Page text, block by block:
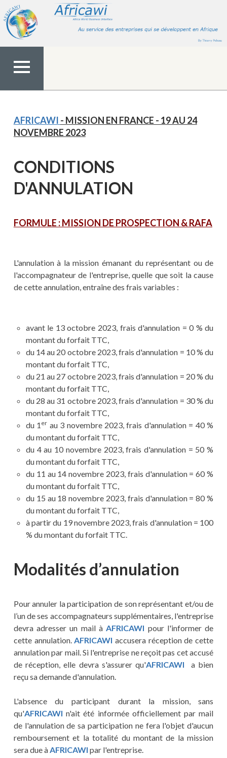
contenu
MENU
AFRICAWI - MISSION EN FRANCE - 19 AU 24
NOVEMBRE 2023
CONDITIONS
D'ANNULATION
FORMULE : MISSION DE PROSPECTION & RAFA
L'annulation à la mission émanant du représentant ou de
l'accompagnateur de l'entreprise, quelle que soit la cause
de cette annulation, entraîne des frais variables :
avant le 13 octobre 2023, frais d'annulation = 0 % du
montant du forfait TTC,
du 14 au 20 octobre 2023, frais d'annulation = 10 % du
montant du forfait TTC,
du 21 au 27 octobre 2023, frais d'annulation = 20 % du
montant du forfait TTC,
du 28 au 31 octobre 2023, frais d'annulation = 30 % du
montant du forfait TTC,
du 1 er au 3 novembre 2023, frais d'annulation = 40 %
du montant du forfait TTC,
du 4 au 10 novembre 2023, frais d'annulation = 50 %
du montant du forfait TTC,
du 11 au 14 novembre 2023, frais d'annulation = 60 %
du montant du forfait TTC,
du 15 au 18 novembre 2023, frais d'annulation = 80 %
du montant du forfait TTC,
à partir du 19 novembre 2023, frais d'annulation = 100
% du montant du forfait TTC.
Modalités d’annulation
Pour annuler la participation de son représentant et/ou de
l’un de ses accompagnateurs supplémentaires, l'entreprise
devra adresser un mail àAFRICAWI pour l'informer de
cette annulation.AFRICAWIaccusera réception de cette
annulation par mail. Si l'entreprise ne reçoit pas cet accusé
de réception, elle devra s'assurer qu'AFRICAWI
a bien
reçu sa demande d'annulation.
L'absence du participant durant la mission, sans
qu'AFRICAWIn'ait été informée officiellement par mail
de l'annulation de sa participation ne fera l'objet d'aucun
remboursement et la totalité du montant de la mission
sera due àAFRICAWI par l'entreprise.